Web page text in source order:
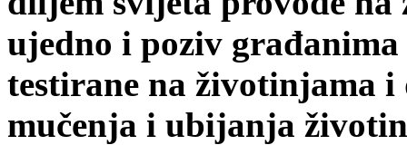
ujedno i poziv
testirane na životinjama i
mučenja i ubijanja